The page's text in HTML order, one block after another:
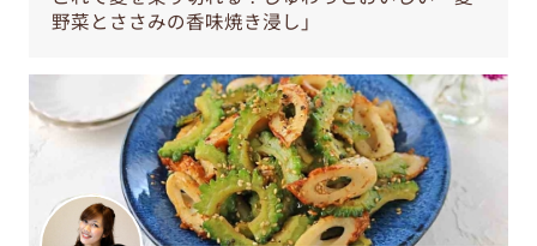
野菜とささみの香味焼き浸し」